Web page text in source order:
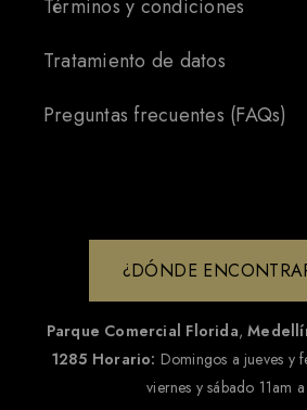
Términos y condiciones
Tratamiento de datos
Preguntas frecuentes (FAQs)
¿DÓNDE
Parque Comercial Florida,
1285 Horario: Domingos a jueves y
viernes y sábado 11am